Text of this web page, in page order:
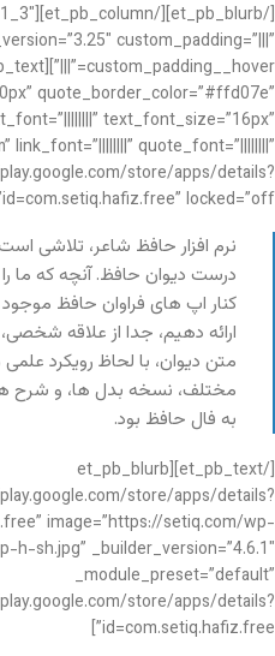
custom_padding=”|||”
quote_border_color=”#ffd07e”
text_font_size=”16px”
link_font=”||||||||” quote_font=”||||||||”
store/apps/details?
id=com.setiq.hafiz.free” locked=”off”]
نرم افزار حافظ شاعر، تلاشی
درست دیوان حافظ. آنچه که ما
کنار اپ های فراوان حافظ
ارائه دهیم، جدا از علاقه
متن دیوان، با لحاظ رویکرد
مختلف، نسخه بدل ها، و شرح
به فال حافظ بود.
[/et_pb_text][et_pb_blurb
store/apps/details?
image=”https://setiq.com/wp-
sh.jpg” _builder_version=”4.6.1″
_module_preset=”default”
store/apps/details?
id=com.setiq.hafiz.free”]